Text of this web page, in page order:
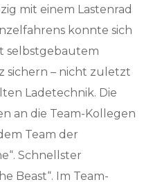
mit einem Lastenrad
konnte sich
selbstgebautem
sichern – nicht zuletzt
Ladetechnik. Die
an die Team-Kollegen
Team der
Schnellster
Beast“. Im Team-